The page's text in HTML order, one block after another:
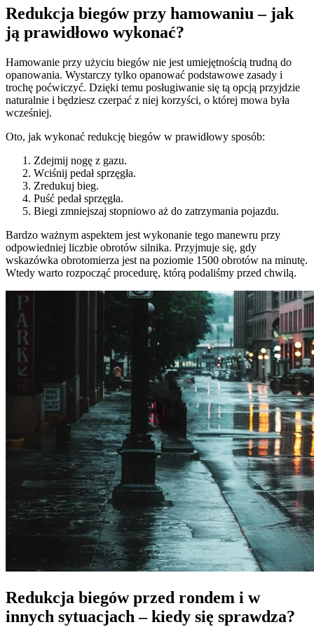
Redukcja biegów przy hamowaniu – jak
ją prawidłowo wykonać?
Hamowanie przy użyciu biegów nie jest umiejętnością trudną do
opanowania. Wystarczy tylko opanować podstawowe zasady i
trochę poćwiczyć. Dzięki temu posługiwanie się tą opcją przyjdzie
naturalnie i będziesz czerpać z niej korzyści, o której mowa była
wcześniej.
Oto, jak wykonać redukcję biegów w prawidłowy sposób:
Zdejmij nogę z gazu.
Wciśnij pedał sprzęgła.
Zredukuj bieg.
Puść pedał sprzęgła.
Biegi zmniejszaj stopniowo aż do zatrzymania pojazdu.
Bardzo ważnym aspektem jest wykonanie tego manewru przy
odpowiedniej liczbie obrotów silnika. Przyjmuje się, gdy
wskazówka obrotomierza jest na poziomie 1500 obrotów na minutę.
Wtedy warto rozpocząć procedurę, którą podaliśmy przed chwilą.
Redukcja biegów przed rondem i w
innych sytuacjach – kiedy się sprawdza?